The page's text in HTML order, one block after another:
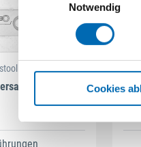
Notwendig
Cookies
SC FIS-CT